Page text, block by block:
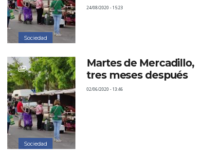
Sociedad
24/08/2020 - 15:23
Sociedad
Martes de Mercadillo,
tres meses después
02/06/2020 - 13:46